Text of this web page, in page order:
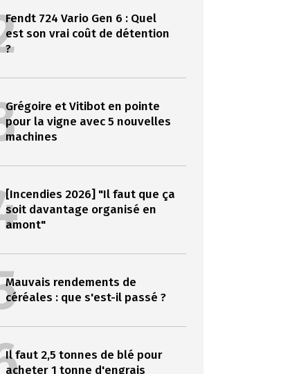
Fendt 724 Vario Gen 6 : Quel
est son vrai coût de détention
?
Grégoire et Vitibot en pointe
pour la vigne avec 5 nouvelles
machines
[Incendies 2026] "Il faut que ça
soit davantage organisé en
amont"
Mauvais rendements de
céréales : que s'est-il passé ?
Il faut 2,5 tonnes de blé pour
acheter 1 tonne d'engrais